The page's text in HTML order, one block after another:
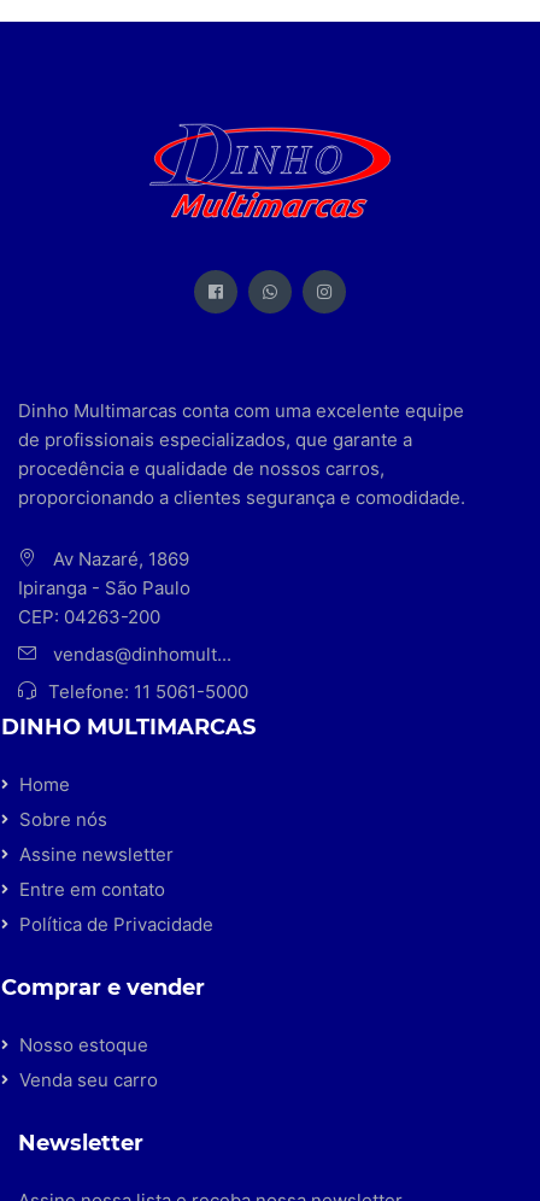
Dinho Multimarcas conta com uma excelente equipe
de profissionais especializados, que garante a
procedência e qualidade de nossos carros,
proporcionando a clientes segurança e comodidade.
Av Nazaré, 1869
Ipiranga - São Paulo
CEP: 04263-200
vendas@dinhomult...
Telefone: 11 5061-5000
DINHO MULTIMARCAS
Home
Sobre nós
Assine newsletter
Entre em contato
Política de Privacidade
Comprar e vender
Nosso estoque
Venda seu carro
Newsletter